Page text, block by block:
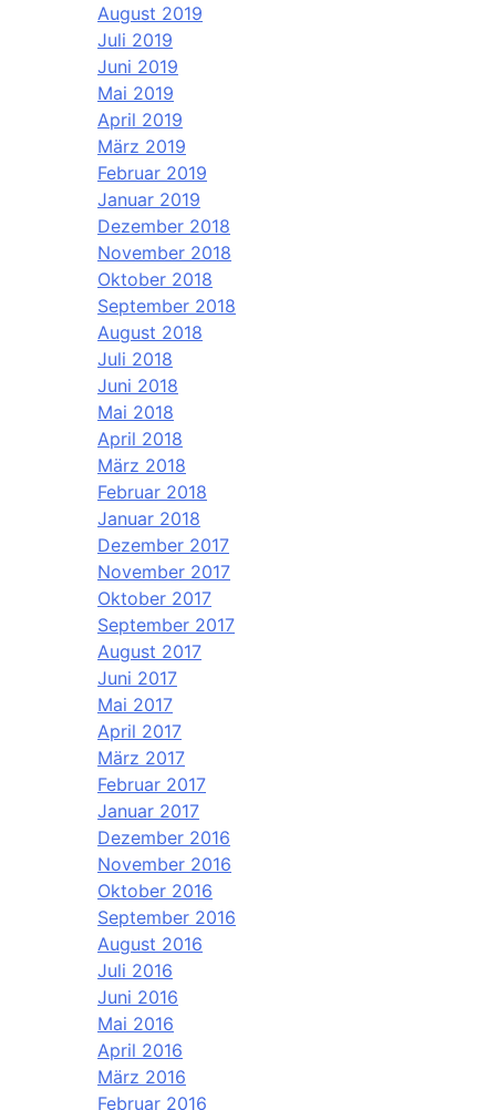
August 2019
Juli 2019
Juni 2019
Mai 2019
April 2019
März 2019
Februar 2019
Januar 2019
Dezember 2018
November 2018
Oktober 2018
September 2018
August 2018
Juli 2018
Juni 2018
Mai 2018
April 2018
März 2018
Februar 2018
Januar 2018
Dezember 2017
November 2017
Oktober 2017
September 2017
August 2017
Juni 2017
Mai 2017
April 2017
März 2017
Februar 2017
Januar 2017
Dezember 2016
November 2016
Oktober 2016
September 2016
August 2016
Juli 2016
Juni 2016
Mai 2016
April 2016
März 2016
Februar 2016